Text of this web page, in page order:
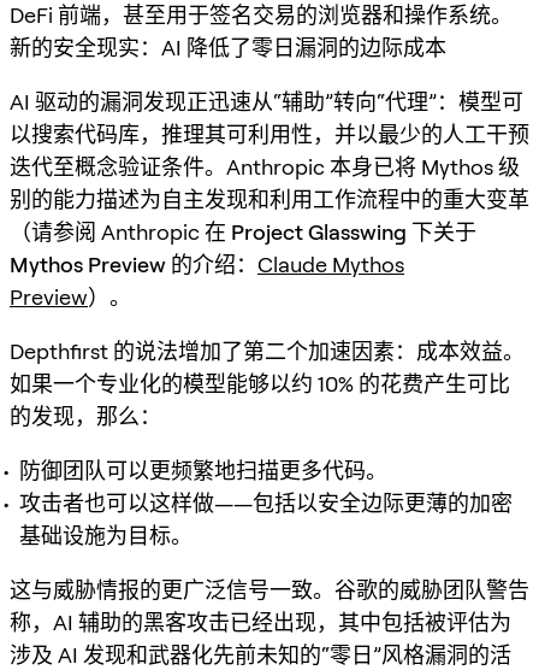
DeFi 前端，甚至用于签名交易的浏览器和操作系统。
新的安全现实：AI 降低了零日漏洞的边际成本
AI 驱动的漏洞发现正迅速从“辅助”转向“代理”：模型可
以搜索代码库，推理其可利用性，并以最少的人工干预
迭代至概念验证条件。Anthropic 本身已将 Mythos 级
别的能力描述为自主发现和利用工作流程中的重大变革
（请参阅 Anthropic 在 Project Glasswing 下关于
Mythos Preview 的介绍： Claude Mythos
Preview）。
Depthfirst 的说法增加了第二个加速因素： 成本效益。
如果一个专业化的模型能够以约 10% 的花费产生可比
的发现，那么：
防御团队可以更频繁地扫描更多代码。
攻击者也可以这样做——包括以安全边际更薄的加密
基础设施为目标。
这与威胁情报的更广泛信号一致。谷歌的威胁团队警告
称，AI 辅助的黑客攻击已经出现，其中包括被评估为
涉及 AI 发现和武器化先前未知的“零日”风格漏洞的活